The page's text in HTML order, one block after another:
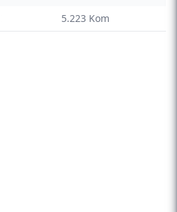
5.223 Kom